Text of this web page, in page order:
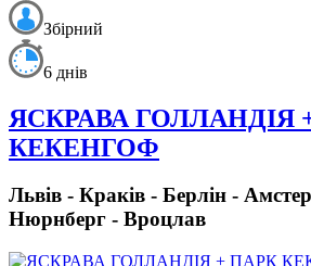
Збірний
6 днів
ЯСКРАВА ГОЛЛАНДІЯ
КЕКЕНГОФ
Львів - Краків - Берлін -
Нюрнберг - Вроцлав